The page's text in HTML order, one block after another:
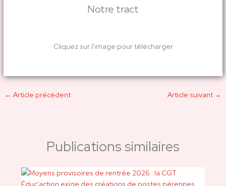
Notre tract
Cliquez sur l'image pour télécharger
← Article précédent Article suivant →
Publications similaires